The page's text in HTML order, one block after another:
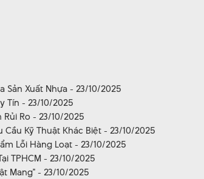
Sản Xuất Nhựa - 23/10/2025
Tín - 23/10/2025
Rủi Ro - 23/10/2025
Cầu Kỹ Thuật Khác Biệt - 23/10/2025
Lỗi Hàng Loạt - 23/10/2025
TPHCM - 23/10/2025
Mang" - 23/10/2025